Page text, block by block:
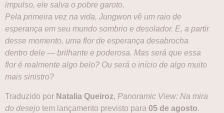
impulso, ele salva o pobre garoto.
Pela primeira vez na vida, Jungwon vê um raio de
esperança em seu mundo sombrio e desolador. E, a partir
desse momento, uma flor de esperança desabrocha
dentro dele ― brilhante e poderosa. Mas será que essa
flor é realmente algo belo? Ou será o início de algo muito
mais sinistro?
Traduzido por Natalia Queiroz, Panoramic View: Na mira
do desejo tem lançamento previsto para 05 de agosto.